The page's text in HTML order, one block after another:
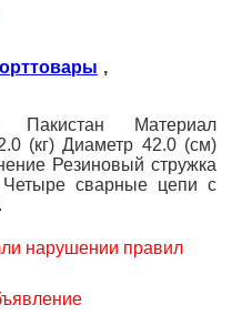
,
Пакистан Материал
(кг) Диаметр 42.0 (см)
Резиновый стружка
Четыре сварные цепи с
нарушении правил